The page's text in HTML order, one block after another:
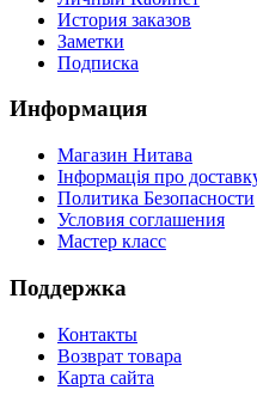
История заказов
Заметки
Подписка
Информация
Магазин Нитава
Інформація про
Политика Безопасности
Условия соглашения
Мастер класс
Поддержка
Контакты
Возврат товара
Карта сайта